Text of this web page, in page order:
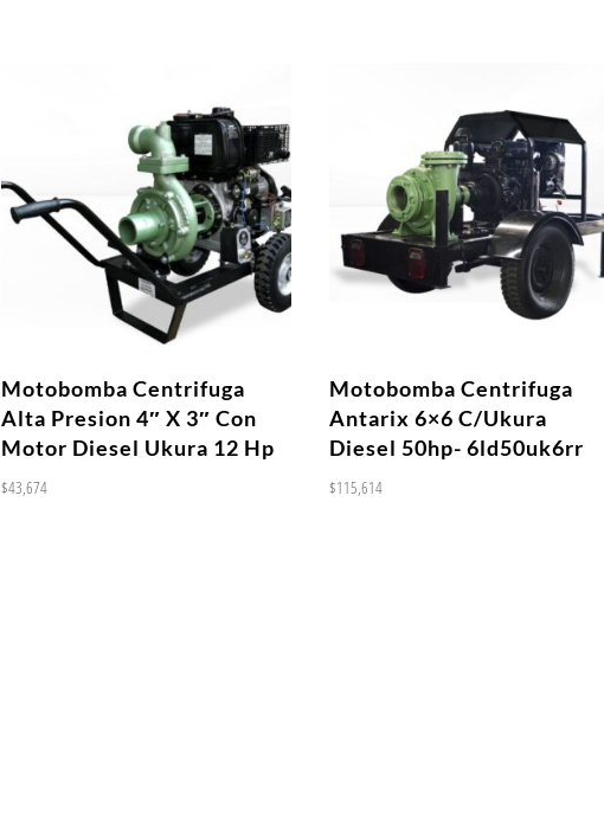
Motobomba Centrifuga
Alta Presion 4″ X 3″ Con
Motor Diesel Ukura 12 Hp
$43,674
Motobomba Centrifuga
Antarix 6×6 C/Ukura
Diesel 50hp- 6ld50uk6rr
$115,614